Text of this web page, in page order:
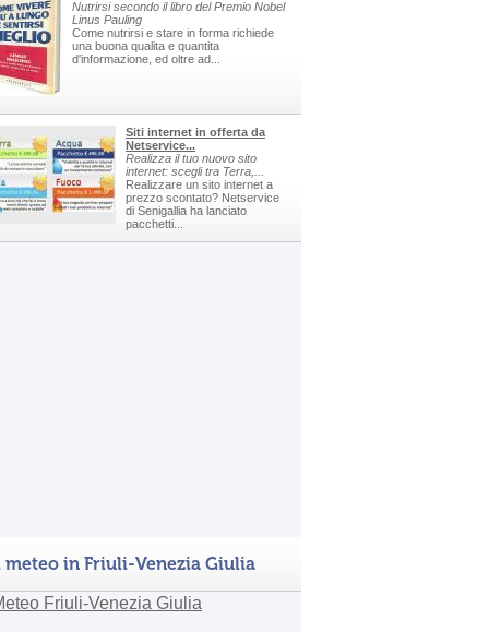
Nutrirsi secondo il libro del Premio Nobel
Linus Pauling
Come nutrirsi e stare in forma richiede
una buona qualita e quantita
d'informazione, ed oltre ad...
Siti internet in offerta da
Netservice...
Realizza il tuo nuovo sito
internet: scegli tra Terra,...
Realizzare un sito internet a
prezzo scontato? Netservice
di Senigallia ha lanciato
pacchetti...
meteo in Friuli-Venezia Giulia